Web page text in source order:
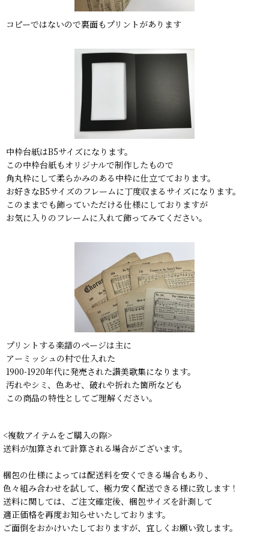
コピーではないので裏面もプリントがあります
中枠台紙はB5サイズになります。
この中枠台紙もオリジナルで制作したもので
角丸枠にして柔らかみのある中枠に仕立てております。
お好きなB5サイズのフレームに丁度収まるサイズになります。
このままでも飾っていただける仕様にしておりますが
お気に入りのフレームに入れて飾ってみてください。
プリントする楽譜のページは主に
アーミッシュの村で仕入れた
1900-1920年代に発売された讃美歌集になります。
汚れやシミ、色あせ、破れや折れた箇所なども
この商品の特性としてご理解ください。
<複数アイテムをご購入の際>
送料が加算されて計算される場合がございます。
梱包の仕様によっては配送料を安くできる場合もあり、
色々組み合わせを試して、極力安く配送できる様に致します！
送料に関しては、ご注文確定後、梱包サイズを計測して
適正価格を再度お知らせいたしております。
ご面倒をおかけいたしておりますが、宜しくお願い致します。